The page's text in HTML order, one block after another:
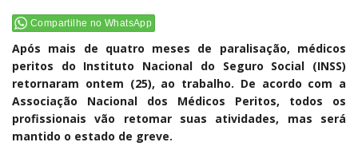
Compartilhe no WhatsApp
Após mais de quatro meses de paralisação, médicos
peritos do Instituto Nacional do Seguro Social (INSS)
retornaram ontem (25), ao trabalho. De acordo com a
Associação Nacional dos Médicos Peritos, todos os
profissionais vão retomar suas atividades, mas será
mantido o estado de greve.